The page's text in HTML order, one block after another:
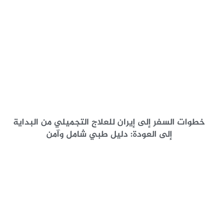
خطوات السفر إلى إيران للعلاج التجميلي من البداية
إلى العودة: دليل طبي شامل وآمن